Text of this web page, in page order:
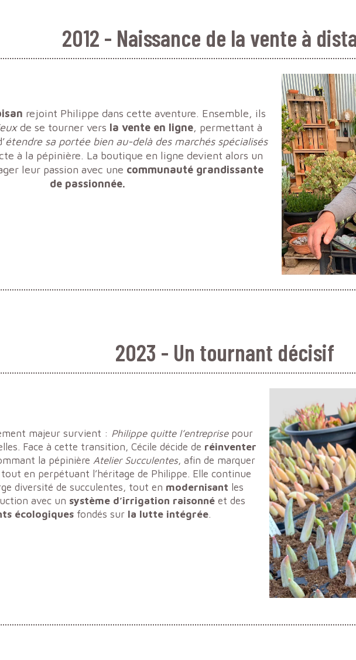
2012 - Naissance de la vente à
rejoint Philippe dans cette aventure. Ensemble, ils
de se tourner vers la vente en ligne, permettant à
étendre sa portée bien au-delà des marchés spécialisés
à la pépinière. La boutique en ligne devient alors un
leur passion avec une communauté grandissante
de passionnée.
2023 - Un tournant décisif
majeur survient : Philippe quitte l’entreprisepour
Face à cette transition, Cécile décide de réinventer
la pépinière Atelier Succulentes, afin de marquer
en perpétuant l’héritage de Philippe. Elle continue
diversité de succulentes, tout en modernisant les
avec un système d’irrigation raisonné et des
écologiquesfondés sur la lutte intégrée.